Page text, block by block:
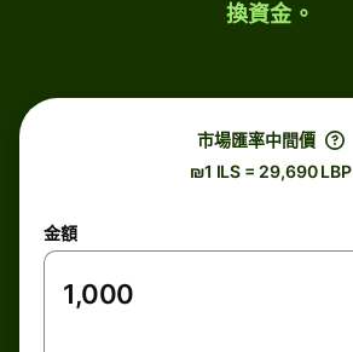
換資金。
市場匯率中間價
₪1 ILS = 29,690 LBP
金額